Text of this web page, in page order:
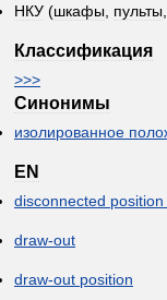
НКУ (шкафы пульты
Классификация
>>>
Синонимы
изолированное
EN
disconnected position
draw-out
draw-out position